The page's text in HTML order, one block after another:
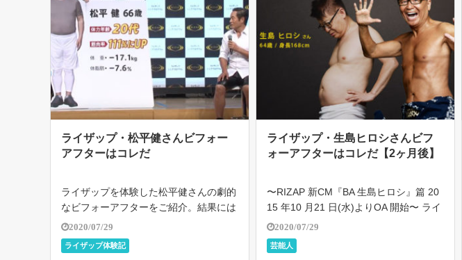
ライザップ・松平健さんビフォー
アフターはコレだ
ライザップを体験した松平健さんの劇的
なビフォーアフターをご紹介。結果には
個人差があり、すべての方が同様の結果
になるとは限りません。 ライザップで
は、適切な食事管理を行いながら、個人
2020/07/29
ライザップ体験記
ライザップ・生島ヒロシさんビフ
ォーアフターはコレだ【2ヶ月後】
〜RIZAP 新CM『BA 生島ヒロシ』篇 20
15 年10 月21 日(水)よりOA 開始〜 ライ
ザップ、生島ヒロシさん出演の新CM が
いよいよ登場！！64 歳とは思えないほ
ど洗練された肉体美を披露！ボディメイ
2020/07/29
芸能人